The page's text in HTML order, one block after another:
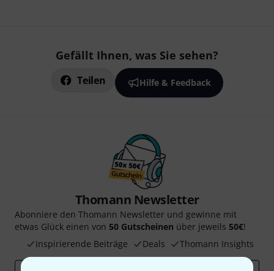
Gefällt Ihnen, was Sie sehen?
Teilen Hilfe & Feedback
Thomann Newsletter
Abonniere den Thomann Newsletter und gewinne mit
etwas Glück einen von 50 Gutscheinen über jeweils 50€!
Inspirierende Beiträge
Deals Thomann Insights